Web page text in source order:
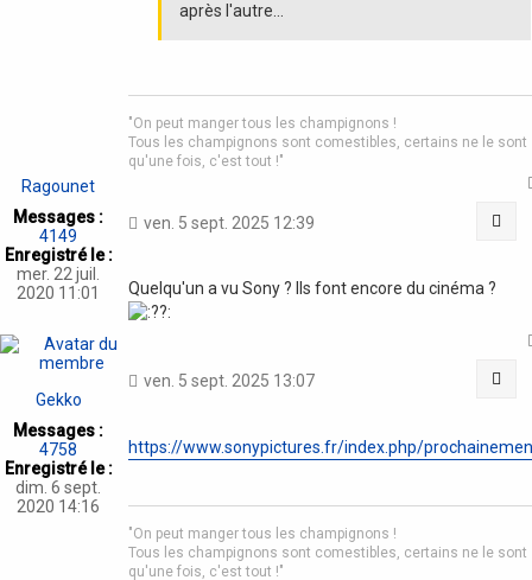
après l'autre...
"On peut manger tous les champignons !
Tous les champignons sont comestibles, certains ne le sont
qu'une fois, c'est tout !"
Ragounet
Messages :
4149
Enregistré le :
mer. 22 juil.
2020 11:01
ven. 5 sept. 2025 12:39
Quelqu'un a vu Sony ? Ils font encore du cinéma ?
Gekko
Messages :
4758
Enregistré le :
dim. 6 sept.
2020 14:16
ven. 5 sept. 2025 13:07
https://www.sonypictures.fr/index.php/
"On peut manger tous les champignons !
Tous les champignons sont comestibles, certains ne le sont
qu'une fois, c'est tout !"